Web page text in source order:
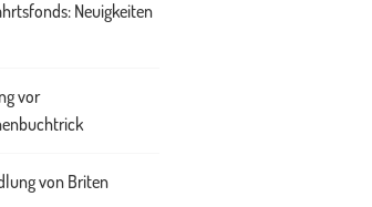
Neuigkeiten
vor
von Briten